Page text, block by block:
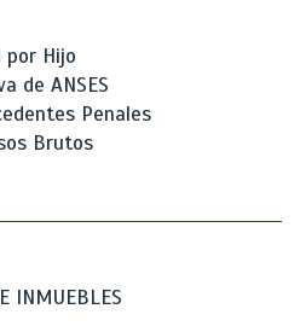
por Hijo
de ANSES
Penales
Brutos
INMUEBLES